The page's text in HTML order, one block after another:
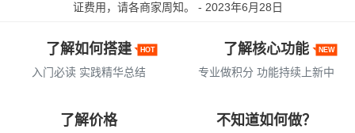
证费用，请各商家周知。 - 2023年6月28日
了解如何搭建 HOT
入门必读 实践精华总结
了解核心功能 NEW
专业做积分 功能持续上新中
了解价格 不知道如何做？